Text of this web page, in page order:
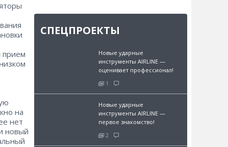
прием
на
нет
новый
СПЕЦПРОЕКТЫ
Новые ударные
инструменты AIRLINE —
оценивает профессионал!
1
Новые ударные
инструменты AIRLINE —
первое знакомство!
2